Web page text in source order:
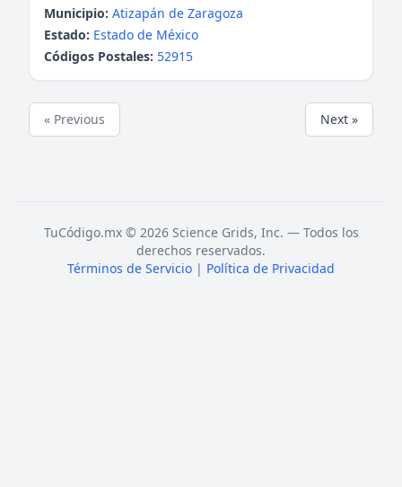
Municipio: Atizapán de Zaragoza
Estado: Estado de México
Códigos Postales: 52915
« Previous Next »
TuCódigo.mx © 2026 Science Grids, Inc. — Todos los
derechos reservados.
Términos de Servicio | Política de Privacidad